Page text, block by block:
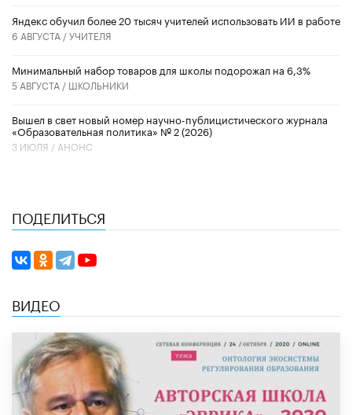
​Яндекс обучил более 20 тысяч учителей использовать ИИ в работе
6 АВГУСТА /УЧИТЕЛЯ
Минимальный набор товаров для школы подорожал на 6,3%
5 АВГУСТА / ШКОЛЬНИКИ
Вышел в свет новый номер научно-публицистического журнала
«Образовательная политика» № 2 (2026)
3 ИЮЛЯ / АНОНС
ПОДЕЛИТЬСЯ
ВИДЕО